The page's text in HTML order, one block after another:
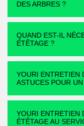
DES ARBRES ?
QUAND EST-IL
ÉTÊTAGE ?
YOURI ENTRETIEN
ASTUCES POUR
YOURI ENTRETIEN
ÉTÊTAGE AU